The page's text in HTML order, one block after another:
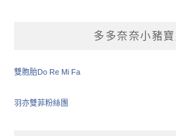
多多奈奈小豬
雙胞胎Do Re Mi Fa
羽亦雙菲粉絲團